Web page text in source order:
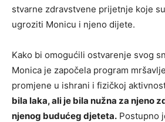
stvarne zdravstvene prijetnje koje
ugroziti Monicu i njeno dijete.
Kako bi omogućili ostvarenje svog
Monica je započela program
promjene u ishrani i fizičkoj
bila laka, ali je bila nužna za njeno
njenog budućeg djeteta. Postupno